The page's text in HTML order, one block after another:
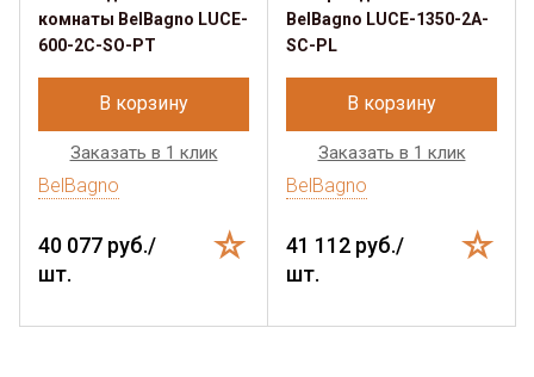
комнаты BelBagno LUCE-
600-2C-SO-PT
В корзину
Заказать в 1 клик
BelBagno
40 077 руб./
шт.
BelBagno LUCE-1350-2A-
SC-PL
В корзину
Заказать в 1 клик
BelBagno
41 112 руб./
шт.